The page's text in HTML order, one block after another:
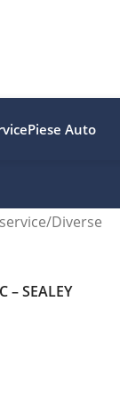
Piese Auto
Diverse
– SEALEY